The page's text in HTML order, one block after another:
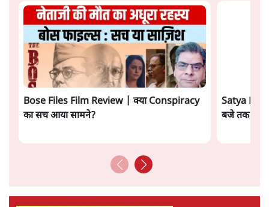
अफर्मेटिव एक्शन के सिद्धांत आज भी कितने प्रासंगिक और ज़रूरी
हैं?
जब भी किसी समाज नेअपने भीतर मौजूद गहरी और पीढ़ियों से
चली आ रही असमानताओं को सुधारने की कोशिश की है, तब उसे
विरोध का सामना करना पड़ा है। यह विरोध अक्सर उन लोगों से
तो नई बात है और न ही केवल भारत तक सीमित है। पूरी मानव
सभ्यता के अनुभव बताते हैं कि अफर्मेटिव एक्शन यानी
और विवादास्पद भी।